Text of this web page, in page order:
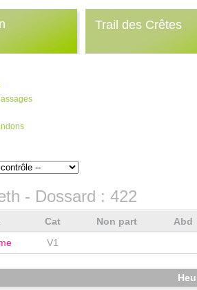
Trail des Crêtes
- Dossard : 422
Cat Non part
Abd
V1